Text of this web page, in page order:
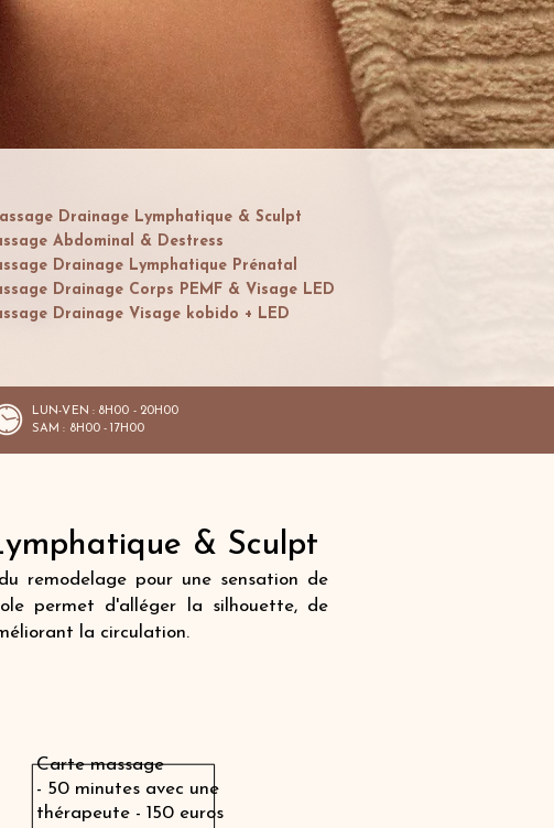
Drainage Lymphatique & Sculpt
Abdominal & Destress
Drainage Lymphatique Prénatal
Drainage Corps PEMF & Visage LED
Drainage Visage kobido + LED
LUN-VEN : 8H00 - 20H00
SAM : 8H00 - 17H00
& Sculpt
remodelage pour une sensation de
permet d'alléger la silhouette, de
la circulation.
Carte massage
- 50 minutes avec une
thérapeute - 150 euros